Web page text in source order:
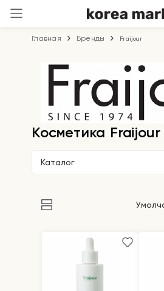
Главная Бренды Fraijour
Косметика Fraijour
Каталог